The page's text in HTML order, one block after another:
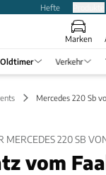
Hefte
Marken
Oldtimer Verkehr
Mercedes 220 Sb
MERCEDES 220 SB
vom